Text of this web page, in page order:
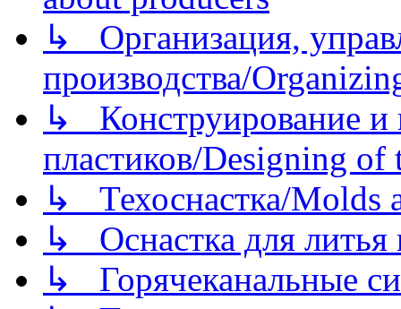
↳ Организация,
производства/
↳ Конструирование и
пластиков/Designing of
↳ Техоснастка/Molds
↳ Оснастка для литья
↳ Горячеканальные